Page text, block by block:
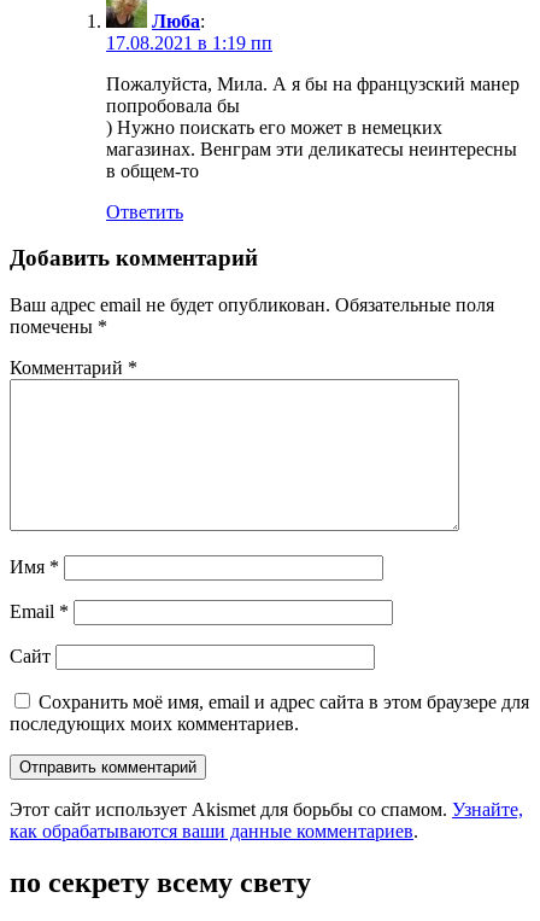
Люба:
17.08.2021 в 1:19 пп
Пожалуйста, Мила. А я бы на французский манер
попробовала бы
) Нужно поискать его может в немецких
магазинах. Венграм эти деликатесы неинтересны
в общем-то
Ответить
Добавить комментарий
Ваш адрес email не будет опубликован. Обязательные поля
помечены *
Комментарий *
Имя *
Email *
Сайт
Сохранить моё имя, email и адрес сайта в этом браузере для
последующих моих комментариев.
Этот сайт использует Akismet для борьбы со спамом. Узнайте,
как обрабатываются ваши данные комментариев.
по секрету всему свету